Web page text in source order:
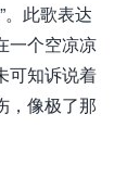
。此歌表达
一个空凉凉
可知诉说着
，像极了那